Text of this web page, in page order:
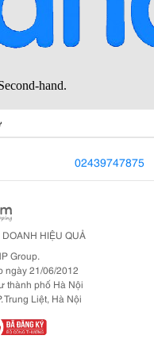
02439747875
HIỆU QUẢ
Group.
ngày 21/06/2012
thành phố Hà Nội
Trung Liệt, Hà Nội